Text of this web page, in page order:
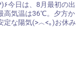
高気温は36℃。夕方か
定な陽気(>︿<｡)お休み